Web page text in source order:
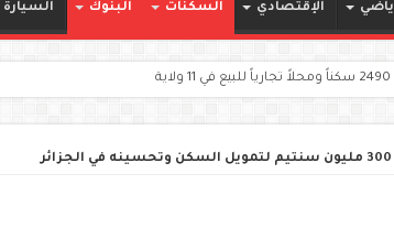
الإقتصادي السكنات البنوك السيارة